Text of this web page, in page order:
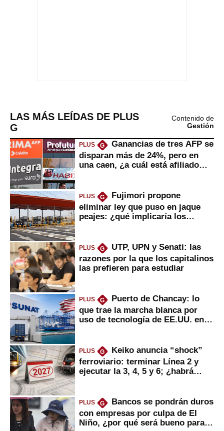
LAS MÁS LEÍDAS DE PLUS
G
Contenido de
Gestión
PLUS G
Ganancias de tres AFP se
disparan más de 24%, pero en
una caen, ¿a cuál está afiliado
PLUS G
Fujimori propone
eliminar ley que puso en jaque
peajes: ¿qué implicaría los
PLUS G
UTP, UPN y Senati: las
razones por la que los capitalinos
las prefieren para estudiar
PLUS G
Puerto de Chancay: lo
que trae la marcha blanca por
uso de tecnología de EE.UU. en
PLUS G
Keiko anuncia “shock”
ferroviario: terminar Línea 2 y
ejecutar la 3, 4, 5 y 6; ¿habrá
PLUS G
Bancos se pondrán duros
con empresas por culpa de El
Niño, ¿por qué será bueno para